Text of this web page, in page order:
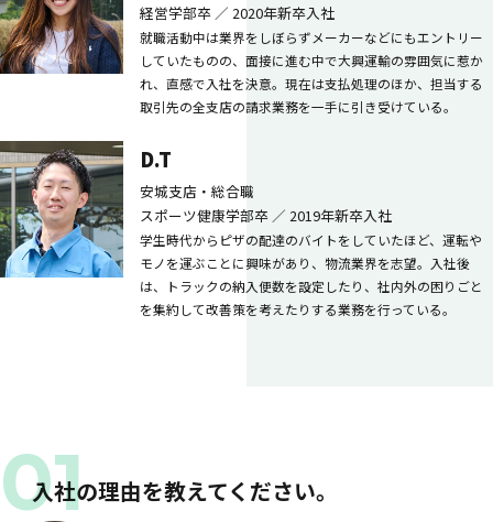
インターンシップ（オープン・カンパニー）
新卒採用情報
経営学部卒 ／ 2020年新卒入社
就職活動中は業界をしぼらずメーカーなどにもエントリー
していたものの、面接に進む中で大興運輸の雰囲気に惹か
れ、直感で入社を決意。現在は支払処理のほか、担当する
取引先の全支店の請求業務を一手に引き受けている。
D.T
安城支店・総合職
スポーツ健康学部卒 ／ 2019年新卒入社
学生時代からピザの配達のバイトをしていたほど、運転や
モノを運ぶことに興味があり、物流業界を志望。入社後
は、トラックの納入便数を設定したり、社内外の困りごと
を集約して改善策を考えたりする業務を行っている。
入社の理由を教えてください。